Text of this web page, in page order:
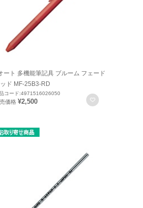
りに登録
ート 多機能筆記具 ブルーム フェード
ド MF-25B3-RD
コード:4971516026050
価格 ¥2,500